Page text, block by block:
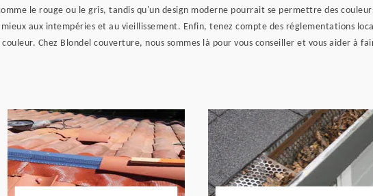
le rouge ou le gris, tandis qu'un design moderne pourrait se permettre des
aux intempéries et au vieillissement. Enfin, tenez compte des réglementations
Chez Blondel couverture, nous sommes là pour vous conseiller et vous aider à